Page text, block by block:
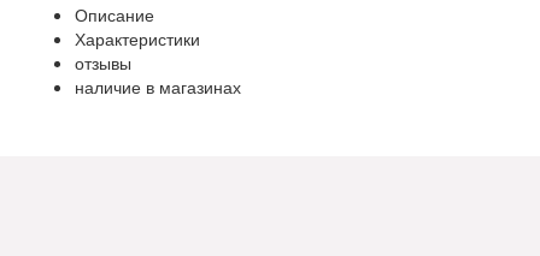
Описание
Характеристики
отзывы
наличие в магазинах